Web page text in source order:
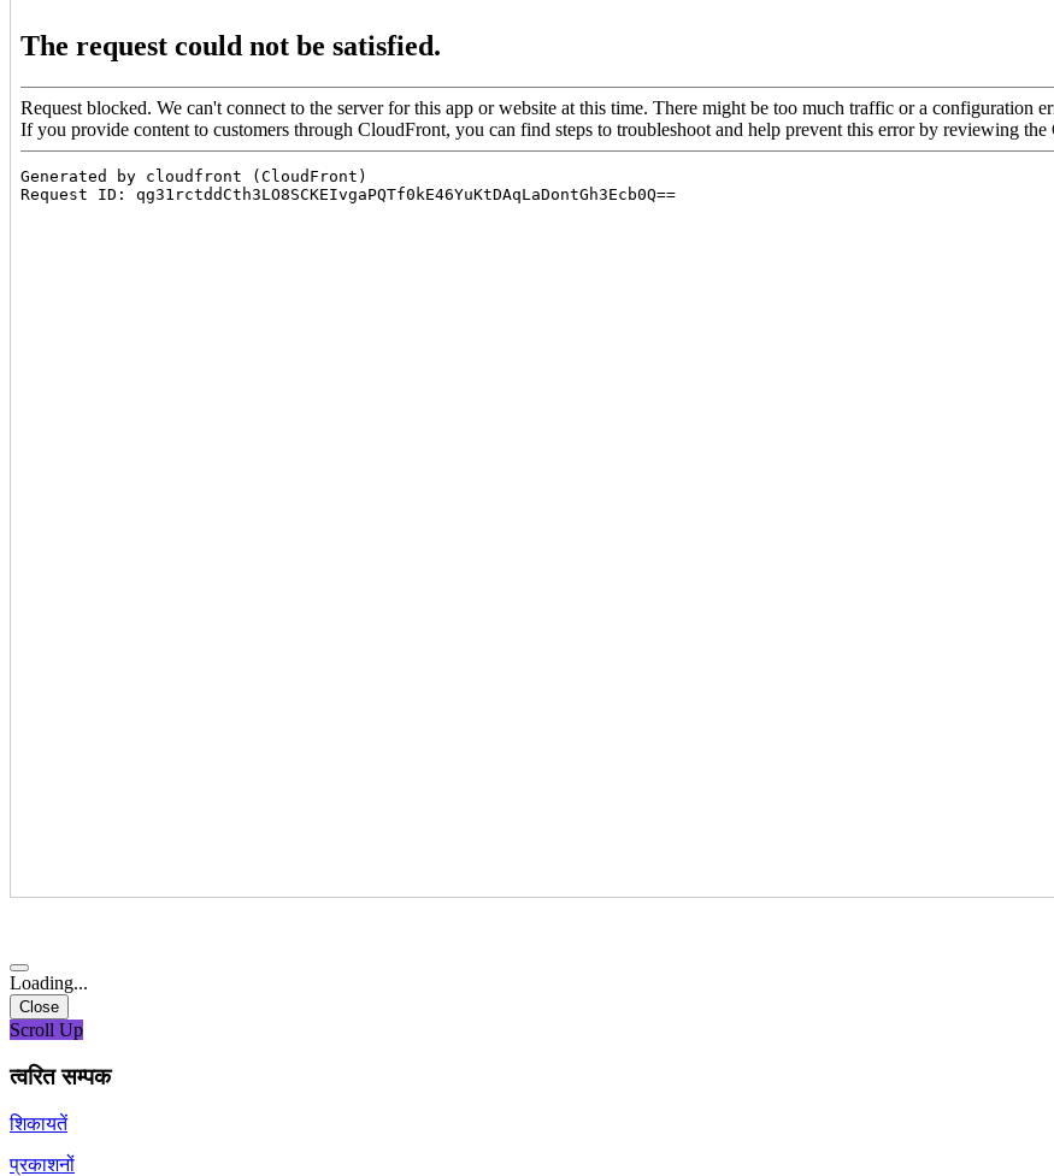
Loading...
Close
Scroll Up
त्वरित सम्पक
शिकायतें
प्रकाशनों